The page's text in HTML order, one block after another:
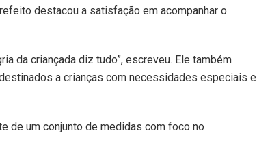
destacou a satisfação em acompanhar o
da criançada diz tudo”, escreveu. Ele também
a crianças com necessidades especiais e
de um conjunto de medidas com foco no